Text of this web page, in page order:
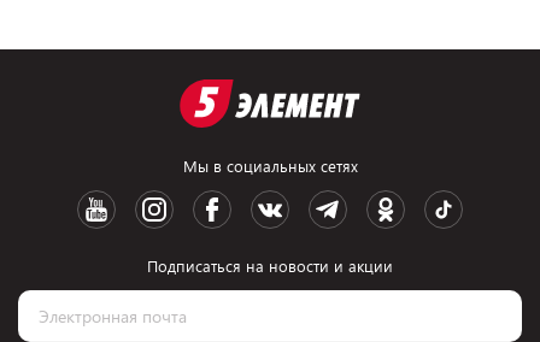
Мы в социальных сетях
Подписаться на новости и акции